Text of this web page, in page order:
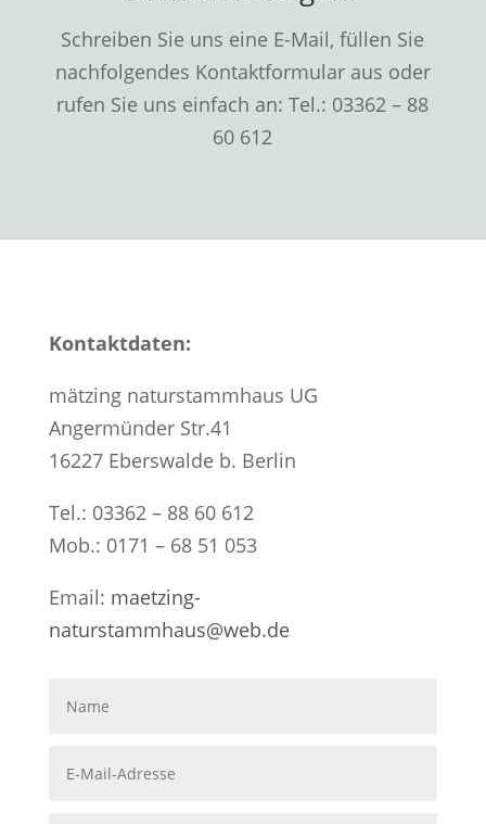
Schreiben Sie uns eine E-Mail, füllen Sie
nachfolgendes Kontaktformular aus oder
rufen Sie uns einfach an: Tel.: 03362 – 88
60 612
Kontaktdaten:
mätzing naturstammhaus UG
Angermünder Str.41
16227 Eberswalde b. Berlin
Tel.: 03362 – 88 60 612
Mob.: 0171 – 68 51 053
Email: maetzing-
naturstammhaus@web.de